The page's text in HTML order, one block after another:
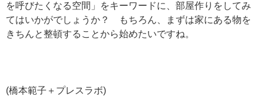
を呼びたくなる空間」をキーワードに、部屋作りをしてみ
てはいかがでしょうか？ もちろん、まずは家にある物を
きちんと整頓することから始めたいですね。
(橋本範子＋プレスラボ)